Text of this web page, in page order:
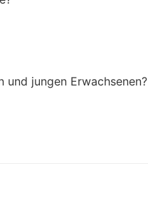
jungen Erwachsenen?